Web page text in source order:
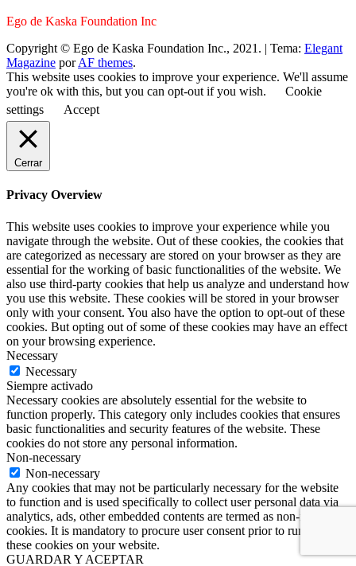
Ego de Kaska Foundation Inc
Copyright © Ego de Kaska Foundation Inc., 2021. | Tema: Elegant
Magazine porAF themes.
This website uses cookies to improve your experience. We'll assume
you're ok with this, but you can opt-out if you wish.
Cookie
settings
Accept
Cerrar
Privacy Overview
This website uses cookies to improve your experience while you
navigate through the website. Out of these cookies, the cookies that
are categorized as necessary are stored on your browser as they are
essential for the working of basic functionalities of the website. We
also use third-party cookies that help us analyze and understand how
you use this website. These cookies will be stored in your browser
only with your consent. You also have the option to opt-out of these
cookies. But opting out of some of these cookies may have an effect
on your browsing experience.
Necessary
Necessary
Siempre activado
Necessary cookies are absolutely essential for the website to
function properly. This category only includes cookies that ensures
basic functionalities and security features of the website. These
cookies do not store any personal information.
Non-necessary
Non-necessary
Any cookies that may not be particularly necessary for the website
to function and is used specifically to collect user personal data via
analytics, ads, other embedded contents are termed as non-necessary
cookies. It is mandatory to procure user consent prior to running
these cookies on your website.
GUARDAR Y ACEPTAR